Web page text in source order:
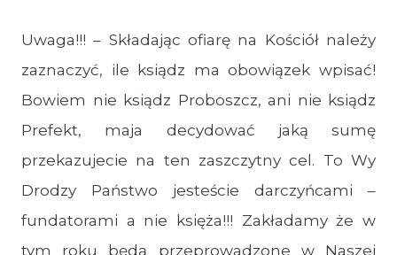
Uwaga!!! – Składając ofiarę na Kościół należy
zaznaczyć, ile ksiądz ma obowiązek wpisać!
Bowiem nie ksiądz Proboszcz, ani nie ksiądz
Prefekt, maja decydować jaką sumę
przekazujecie na ten zaszczytny cel. To Wy
Drodzy Państwo jesteście darczyńcami –
fundatorami a nie księża!!! Zakładamy że w
tym roku będą przeprowadzone w Naszej